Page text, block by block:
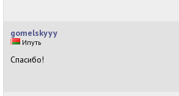
gomelskyyy
Ипуть
Спасибо!